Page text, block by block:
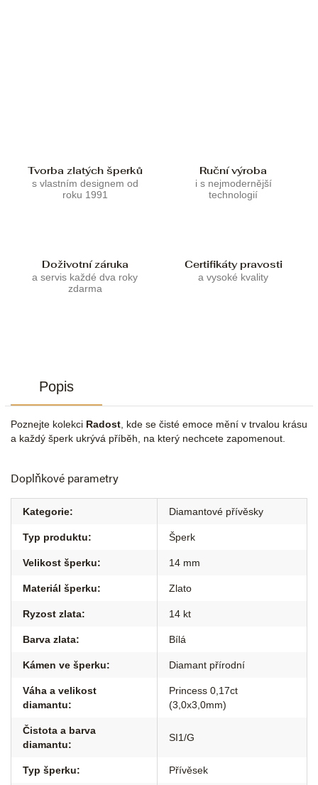
Tvorba zlatých šperků
s vlastním designem od
roku 1991
Ruční výroba
i s nejmodernější
technologií
Doživotní záruka
a servis každé dva roky
zdarma
Certifikáty pravosti
a vysoké kvality
Popis
Poznejte kolekci Radost , kde se čisté emoce mění v trvalou krásu
a každý šperk ukrývá příběh, na který nechcete zapomenout.
Doplňkové parametry
Kategorie: Diamantové přívěsky
Typ produktu: Šperk
Velikost šperku: 14 mm
Materiál šperku: Zlato
Ryzost zlata: 14 kt
Barva zlata: Bílá
Kámen ve šperku: Diamant přírodní
Váha a velikost
diamantu:
Princess 0,17ct
(3,0x3,0mm)
Čistota a barva
diamantu:
SI1/G
Typ šperku: Přívěsek